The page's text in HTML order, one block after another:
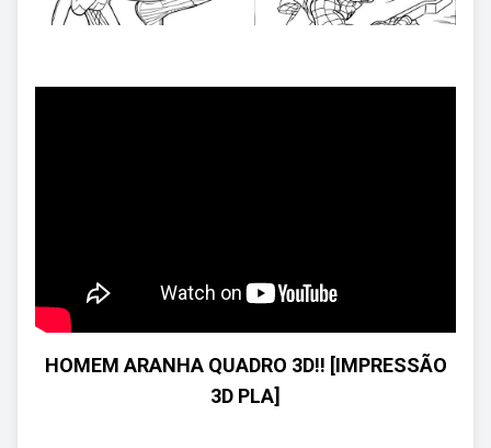
HOMEM ARANHA QUADRO 3D!! [IMPRESSÃO
3D PLA]